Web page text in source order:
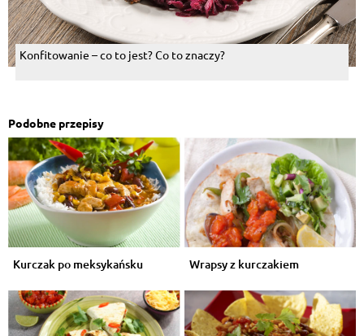
Konfitowanie – co to jest? Co to znaczy?
Podobne przepisy
Kurczak po meksykańsku Wrapsy z kurczakiem